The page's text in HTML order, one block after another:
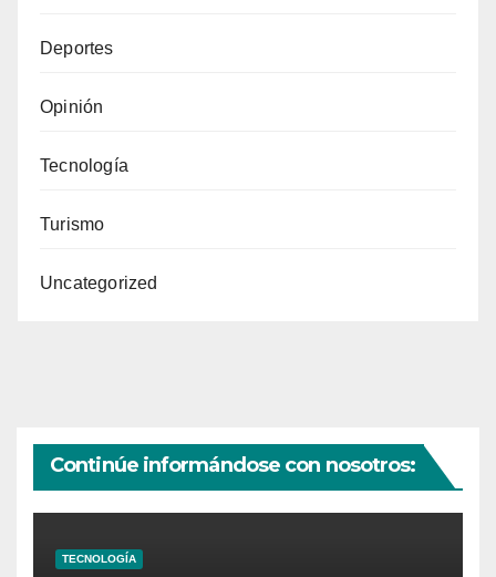
Deportes
Opinión
Tecnología
Turismo
Uncategorized
Continúe informándose con nosotros:
TECNOLOGÍA